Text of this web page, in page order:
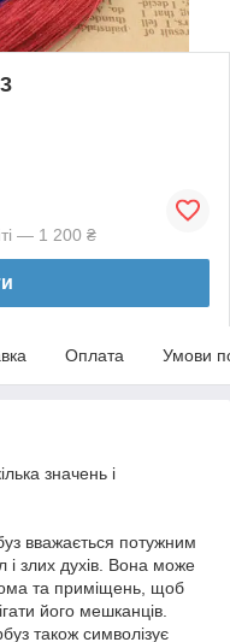
— 1 200 ₴
Оплата Умови
значень і
вважається потужним
і злих духів. Вона може
та приміщень, щоб
його мешканців.
також символізує